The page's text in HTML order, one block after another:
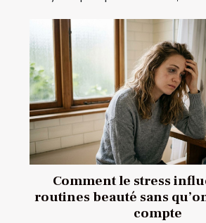
Comment le stress
routines beauté sans
compte